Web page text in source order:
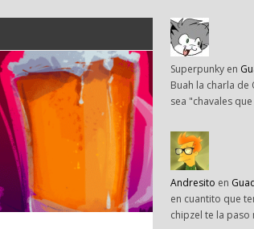
Superpunky en
Buah la charla de
sea "chavales
Andresito en
en cuantito que
chipzel te la paso